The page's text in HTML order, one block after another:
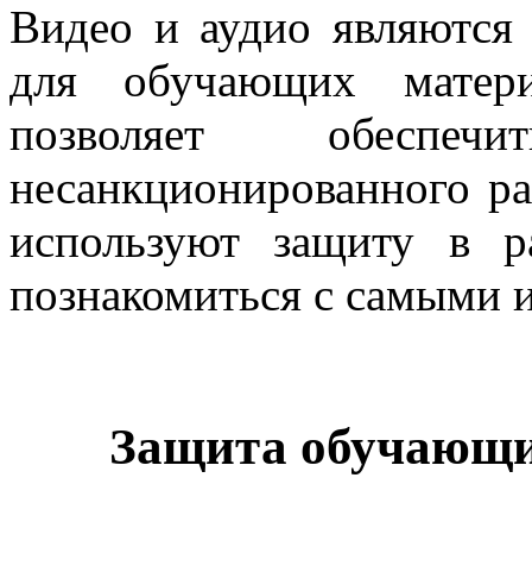
Видео и аудио
для обучающих
позволяет
несанкционированного
используют защиту в
познакомиться с самыми
Защита